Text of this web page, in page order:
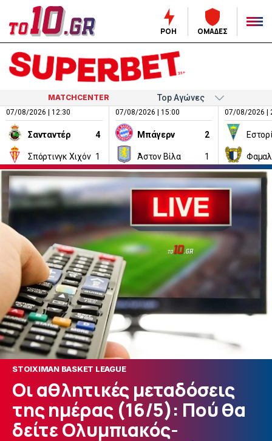
ΡΟΗ ΟΜΑΔΕΣ
MATCHCENTER
07/08/2026 | 12:30
Σανταντέρ 4
Σπόρτινγκ Χιχόν 1
07/08/2026 | 15:00
Μπάγερν 2
Άστον Βίλα 1
07/08/2026 |
STOIXIMAN BASKET LEAGUE
Οι αθλητικές μεταδόσεις
της ημέρας (16/5): Πού θα
δείτε Ολυμπιακός-